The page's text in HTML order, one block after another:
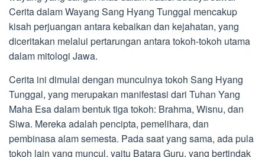
Cerita dalam Wayang Sang Hyang Tunggal mencakup
kisah perjuangan antara kebaikan dan kejahatan, yang
diceritakan melalui pertarungan antara tokoh-tokoh utama
dalam mitologi Jawa.
Cerita ini dimulai dengan munculnya tokoh Sang Hyang
Tunggal, yang merupakan manifestasi dari Tuhan Yang
Maha Esa dalam bentuk tiga tokoh: Brahma, Wisnu, dan
Siwa. Mereka adalah pencipta, pemelihara, dan
pembinasa alam semesta. Pada saat yang sama, ada pula
tokoh lain yang muncul, yaitu Batara Guru, yang bertindak